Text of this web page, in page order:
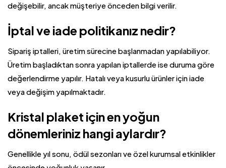
değişebilir, ancak müşteriye önceden bilgi verilir.
İptal ve iade politikanız nedir?
Sipariş iptalleri, üretim sürecine başlanmadan yapılabiliyor.
Üretim başladıktan sonra yapılan iptallerde ise duruma göre
değerlendirme yapılır. Hatalı veya kusurlu ürünler için iade
veya değişim yapılmaktadır.
Kristal plaket için en yoğun
dönemleriniz hangi aylardır?
Genellikle yıl sonu, ödül sezonları ve özel kurumsal etkinlikler